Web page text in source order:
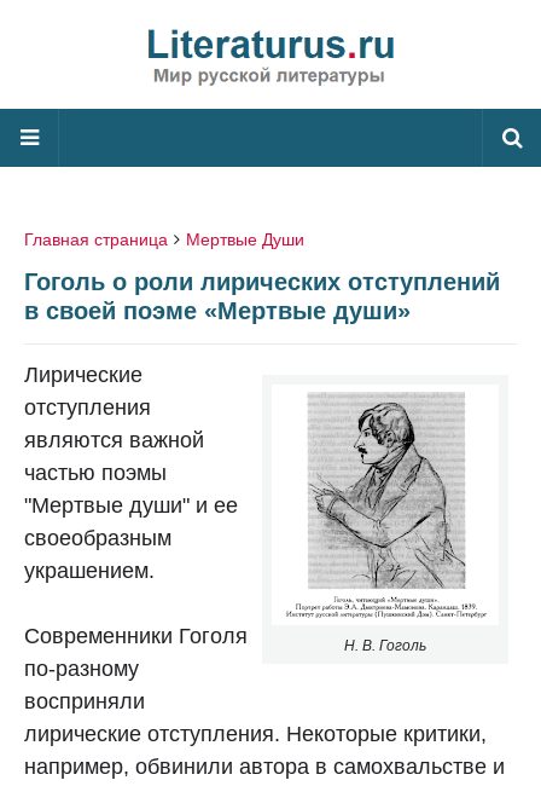
Главная страница Мертвые Души
Гоголь о роли лирических отступлений
в своей поэме «Мертвые души»
Н. В. Гоголь
Лирические
отступления
являются важной
частью поэмы
"Мертвые души" и ее
своеобразным
украшением.
Современники Гоголя
по-разному
восприняли
лирические отступления. Некоторые критики,
например, обвинили автора в самохвальстве и